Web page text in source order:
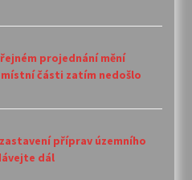
projednání mění
části zatím nedošlo
příprav územního
dál